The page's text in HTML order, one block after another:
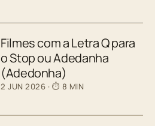
Filmes com a Letra Q para
o Stop ou Adedanha
(Adedonha)
2 JUN 2026 · ⏱ 8 MIN